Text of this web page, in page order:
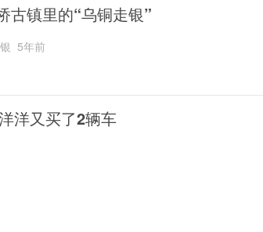
古镇里的“乌铜走银”
5年前
洋又买了2辆车